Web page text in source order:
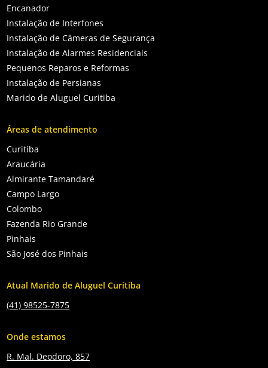
Encanador
Instalação de Interfones
Instalação de Câmeras de Segurança
Instalação de Alarmes Residenciais
Pequenos Reparos e Reformas
Instalação de Persianas
Marido de Aluguel Curitiba
Áreas de atendimento
Curitiba
Araucária
Almirante Tamandaré
Campo Largo
Colombo
Fazenda Rio Grande
Pinhais
São José dos Pinhais
Atual Marido de Aluguel Curitiba
(41) 98525-7875
Onde estamos
R. Mal. Deodoro, 857